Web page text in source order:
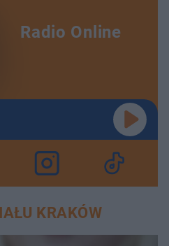
Radio Online
KRAKÓW